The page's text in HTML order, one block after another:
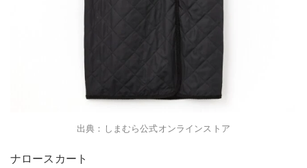
出典：しまむら公式オンラインストア
ナロースカート